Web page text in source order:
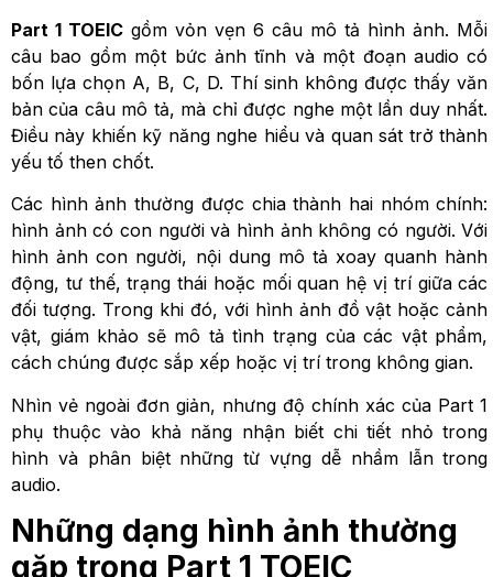
Part 1 TOEIC gồm vỏn vẹn 6 câu mô tả hình ảnh. Mỗi
câu bao gồm một bức ảnh tĩnh và một đoạn audio có
bốn lựa chọn A, B, C, D. Thí sinh không được thấy văn
bản của câu mô tả, mà chỉ được nghe một lần duy nhất.
Điều này khiến kỹ năng nghe hiểu và quan sát trở thành
yếu tố then chốt.
Các hình ảnh thường được chia thành hai nhóm chính:
hình ảnh có con người và hình ảnh không có người. Với
hình ảnh con người, nội dung mô tả xoay quanh hành
động, tư thế, trạng thái hoặc mối quan hệ vị trí giữa các
đối tượng. Trong khi đó, với hình ảnh đồ vật hoặc cảnh
vật, giám khảo sẽ mô tả tình trạng của các vật phẩm,
cách chúng được sắp xếp hoặc vị trí trong không gian.
Nhìn vẻ ngoài đơn giản, nhưng độ chính xác của Part 1
phụ thuộc vào khả năng nhận biết chi tiết nhỏ trong
hình và phân biệt những từ vựng dễ nhầm lẫn trong
audio.
Những dạng hình ảnh thường
gặp trong Part 1 TOEIC